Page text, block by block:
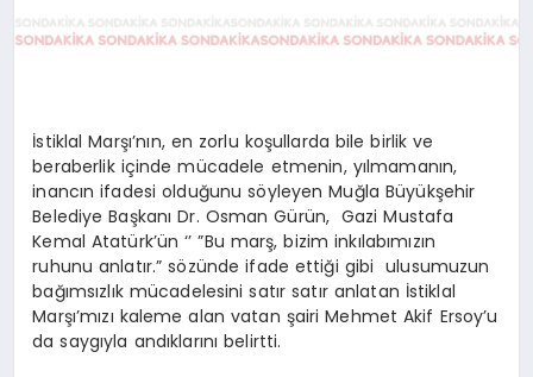
İstiklal Marşı’nın, en zorlu koşullarda bile birlik ve
beraberlik içinde mücadele etmenin, yılmamanın,
inancın ifadesi olduğunu söyleyen Muğla Büyükşehir
Belediye Başkanı Dr. Osman Gürün, Gazi Mustafa
Kemal Atatürk’ün ‘’”Bu marş, bizim inkılabımızın
ruhunu anlatır.” sözünde ifade ettiği gibi ulusumuzun
bağımsızlık mücadelesini satır satır anlatan İstiklal
Marşı’mızı kaleme alan vatan şairi Mehmet Akif Ersoy’u
da saygıyla andıklarını belirtti.